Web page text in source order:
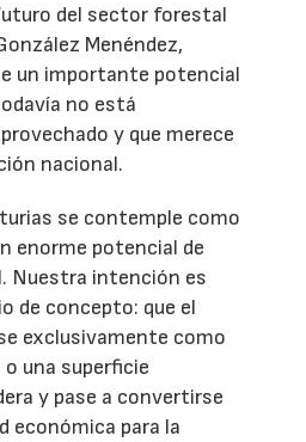
del sector forestal
Menéndez,
un importante potencial
no está
y que merece
nacional.
se contemple como
enorme potencial de
Nuestra intención es
de concepto: que el
exclusivamente como
una superficie
y pase a convertirse
económica para la